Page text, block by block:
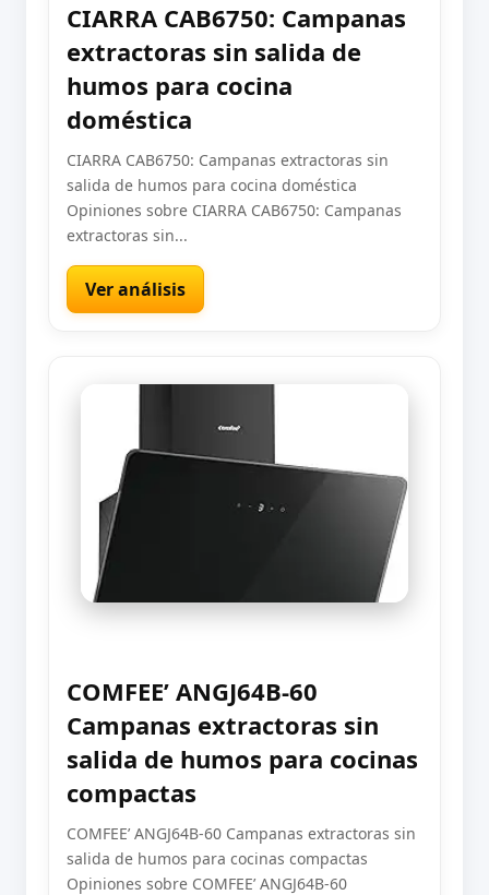
CIARRA CAB6750: Campanas
extractoras sin salida de
humos para cocina
doméstica
CIARRA CAB6750: Campanas extractoras sin
salida de humos para cocina doméstica
Opiniones sobre CIARRA CAB6750: Campanas
extractoras sin...
Ver análisis
COMFEE’ ANGJ64B-60
Campanas extractoras sin
salida de humos para cocinas
compactas
COMFEE’ ANGJ64B-60 Campanas extractoras sin
salida de humos para cocinas compactas
Opiniones sobre COMFEE’ ANGJ64B-60